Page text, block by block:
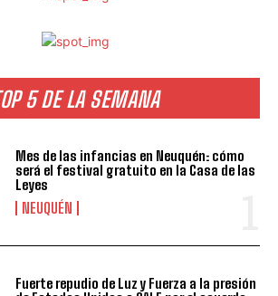
5 DE LA SEMANA
Mes de las infancias en Neuquén: cómo
será el festival gratuito en la Casa de las
Leyes
NEUQUÉN
Fuerte repudio de Luz y Fuerza a la presión